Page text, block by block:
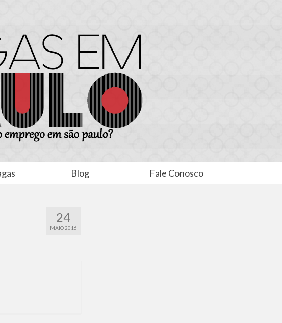
Blog Fale Conosco
24
MAIO 2016